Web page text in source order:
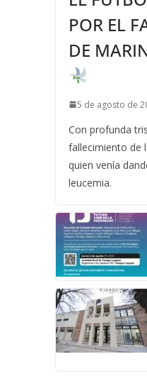
POR EL
DE
5 de agosto de
Con profunda
fallecimiento de
quien venía
leucemia.